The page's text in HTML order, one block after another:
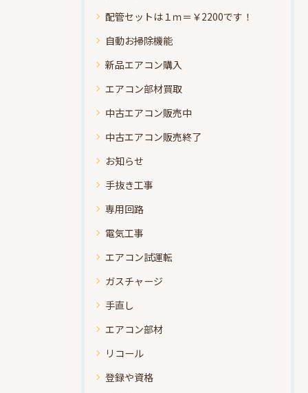
配管セットは１ｍ＝￥2200です！
自動お掃除機能
新品エアコン購入
エアコン部材買取
中古エアコン販売中
中古エアコン販売終了
お知らせ
手抜き工事
専用回路
電気工事
エアコン試運転
ガスチャージ
手直し
エアコン部材
リコール
登録や資格